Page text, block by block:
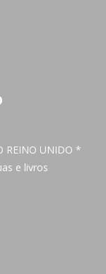
REINO UNIDO *
e livros